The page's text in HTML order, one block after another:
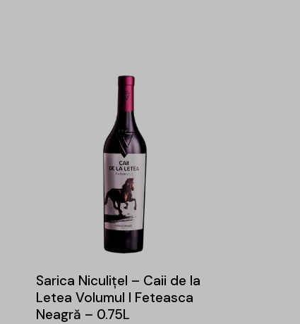
Sarica Niculițel – Caii de la
Letea Volumul I Feteasca
Neagră – 0.75L